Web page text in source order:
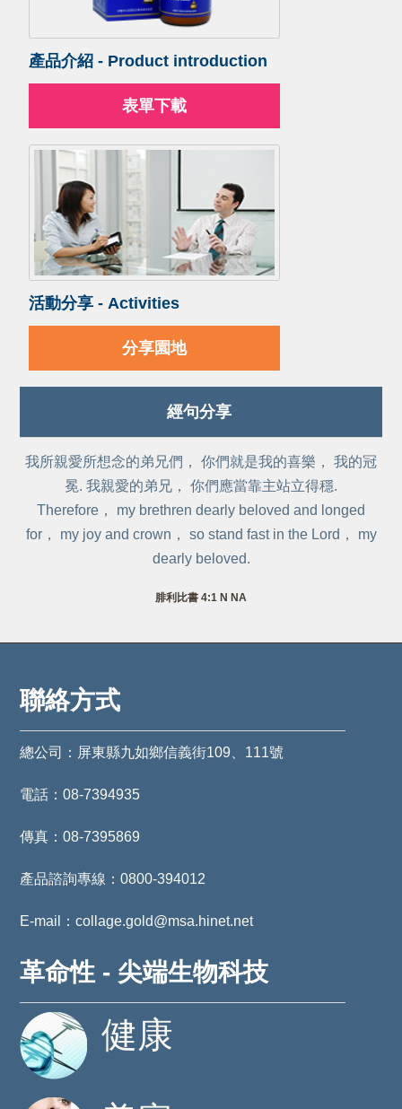
產品介紹 - Product introduction
表單下載
活動分享 - Activities
分享園地
經句分享
我所親愛所想念的弟兄們， 你們就是我的喜樂， 我的冠
冕. 我親愛的弟兄， 你們應當靠主站立得穩.
Therefore， my brethren dearly beloved and longed
for， my joy and crown， so stand fast in the Lord， my
dearly beloved.
腓利比書 4:1 N NA
聯絡方式
總公司：屏東縣九如鄉信義街109、111號
電話：08-7394935
傳真：08-7395869
產品諮詢專線：0800-394012
E-mail：collage.gold@msa.hinet.net
革命性 - 尖端生物科技
健康